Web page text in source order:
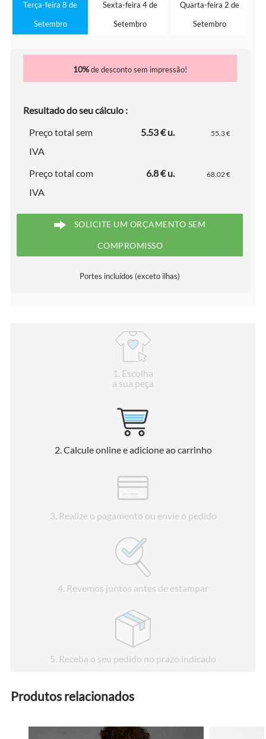
Terça-feira 8 de
Setembro
Sexta-feira 4 de
Setembro
Quarta-feira 2 de
Setembro
10%de desconto sem impressão!
Resultado do seu cálculo :
Preço total sem
IVA
5.53 € u. 55.3 €
Preço total com
IVA
6.8 € u. 68.02 €
SOLICITE UM ORÇAMENTO SEM
COMPROMISSO
Portes incluídos (exceto ilhas)
1 . Escolha
a sua peça
2. Calcule online e adicione ao carrinho
3. Realize o pagamento ou envie o pedido
4. Revemos juntos antes de estampar
5. Receba o seu pedido no prazo indicado
Produtos relacionados